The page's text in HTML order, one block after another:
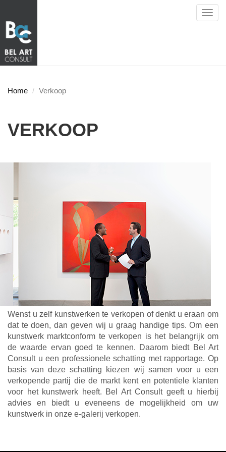
Home Verkoop
VERKOOP
Wenst u zelf kunstwerken te verkopen of denkt u eraan om
dat te doen, dan geven wij u graag handige tips. Om een
kunstwerk marktconform te verkopen is het belangrijk om
de waarde ervan goed te kennen. Daarom biedt Bel Art
Consult u een professionele schatting met rapportage. Op
basis van deze schatting kiezen wij samen voor u een
verkopende partij die de markt kent en potentiele klanten
voor het kunstwerk heeft. Bel Art Consult geeft u hierbij
advies en biedt u eveneens de mogelijkheid om uw
kunstwerk in onze e-galerij verkopen.